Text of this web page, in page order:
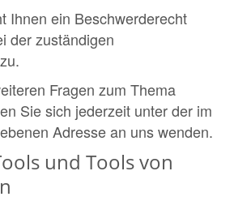
Ihnen ein Beschwerderecht
der zuständigen
Fragen zum Thema
Sie sich jederzeit unter der im
Adresse an uns wenden.
und Tools von